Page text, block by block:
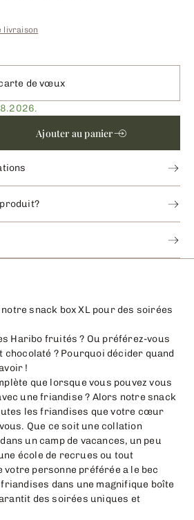
livraison
de vœux
Ajouter au panier
snack box XL pour des soirées
Haribo fruités ? Ou préférez-vous
? Pourquoi décider quand
!
que lorsque vous pouvez vous
une friandise ? Alors notre snack
les friandises que votre cœur
Que ce soit une collation
un camp de vacances, un peu
école de recrues ou tout
votre personne préférée a le bec
dans une magnifique boîte
des soirées uniques et